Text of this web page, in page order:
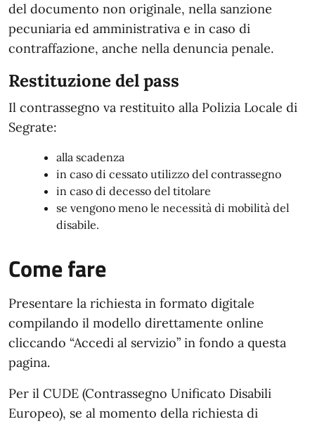
del documento non originale, nella sanzione
pecuniaria ed amministrativa e in caso di
contraffazione, anche nella denuncia penale.
Restituzione del pass
Il contrassegno va restituito alla Polizia Locale di
Segrate:
alla scadenza
in caso di cessato utilizzo del contrassegno
in caso di decesso del titolare
se vengono meno le necessità di mobilità del
disabile.
Come fare
Presentare la richiesta in formato digitale
compilando il modello direttamente online
cliccando “Accedi al servizio” in fondo a questa
pagina.
Per il CUDE (Contrassegno Unificato Disabili
Europeo), se al momento della richiesta di